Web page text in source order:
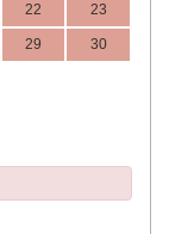
22 23
29 30